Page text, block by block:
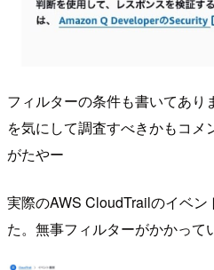
フィルターの条件も書いてあり
を気にして調査すべきかもコメ
がたやー
実際のAWS CloudTrailのイベ
た。無事フィルターがかかって